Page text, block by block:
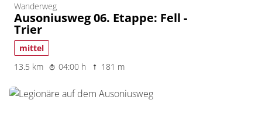
Wanderweg
Ausoniusweg 06. Etappe: Fell -
Trier
mittel
13.5 km
04:00 h 181 m